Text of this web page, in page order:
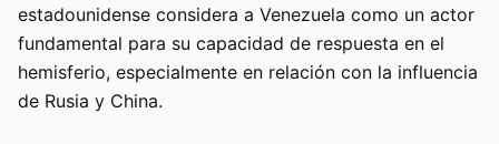
estadounidense considera a Venezuela como un actor
fundamental para su capacidad de respuesta en el
hemisferio, especialmente en relación con la influencia
de Rusia y China.